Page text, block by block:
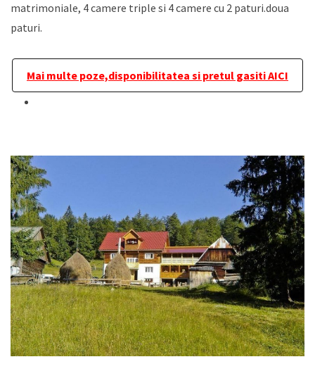
matrimoniale, 4 camere triple si 4 camere cu 2 paturi.doua
paturi.
Mai multe poze,disponibilitatea si pretul gasiti AICI